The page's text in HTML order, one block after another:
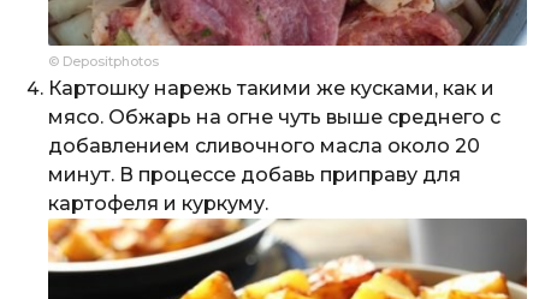
© Depositphotos
Картошку нарежь такими же кусками, как и
мясо. Обжарь на огне чуть выше среднего с
добавлением сливочного масла около 20
минут. В процессе добавь приправу для
картофеля и куркуму.